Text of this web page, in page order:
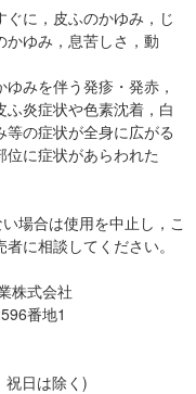
に，皮ふのかゆみ，じ
かゆみ，息苦しさ，動
みを伴う発疹・発赤，
炎症状や色素沈着，白
の症状が全身に広がる
に症状があらわれた
場合は使用を中止し，こ
に相談してください。
株式会社
番地1
祝日は除く)